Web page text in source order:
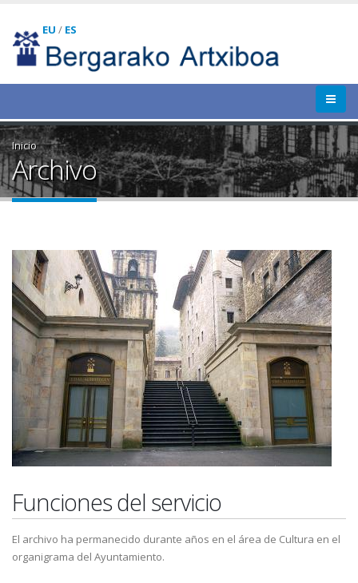
EU / ES
Inicio
Archivo
Funciones del servicio
El archivo ha permanecido durante años en el área de Cultura en el
organigrama del Ayuntamiento.